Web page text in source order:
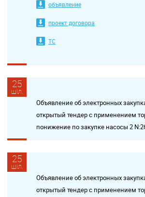
объявление
проект договора
ТС
25
шіл.
Объявление об электронных
открытый тендер с применением
понижение по закупке насосы 2
25
шіл.
Объявление об электронных
открытый тендер с применением